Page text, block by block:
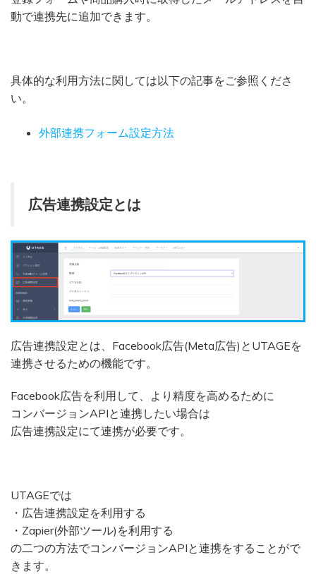
動で連携先に追加できます。
具体的な利用方法に関しては以下の記事をご参照くださ
い。
外部連携フォーム設定方法
広告連携設定とは
広告連携設定とは、Facebook広告(Meta広告)とUTAGEを
連携させるための機能です。
Facebook広告を利用して、より精度を高めるために
コンバージョンAPIと連携したい場合は
広告連携設定にて連携が必要です。
UTAGEでは
・広告連携設定を利用する
・Zapier(外部ツール)を利用する
の二つの方法でコンバージョンAPIと連携をすることがで
きます。